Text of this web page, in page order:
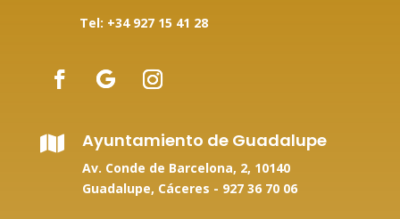
Tel: +34 927 15 41 28
 Ayuntamiento de Guadalupe
Av. Conde de Barcelona, 2, 10140
Guadalupe, Cáceres - 927 36 70 06